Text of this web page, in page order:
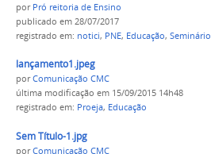
por Pró reitoria de Ensino
publicado em 28/07/2017
registrado em: notici, PNE, Educação, Seminário
lançamento1.jpeg
porComunicação CMC
última modificação em 15/09/2015 14h48
registrado em: Proeja, Educação
Sem Título-1.jpg
porComunicação CMC